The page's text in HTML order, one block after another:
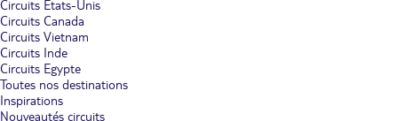
Circuits Etats-Unis
Circuits Canada
Circuits Vietnam
Circuits Inde
Circuits Egypte
Toutes nos destinations
Inspirations
Nouveautés circuits